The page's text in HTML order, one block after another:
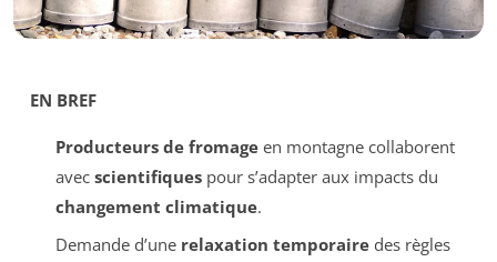
EN BREF
Producteurs de fromageen montagne collaborent
avec scientifiquespour s’adapter aux impacts du
changement climatique.
Demande d’une relaxation temporairedes règles